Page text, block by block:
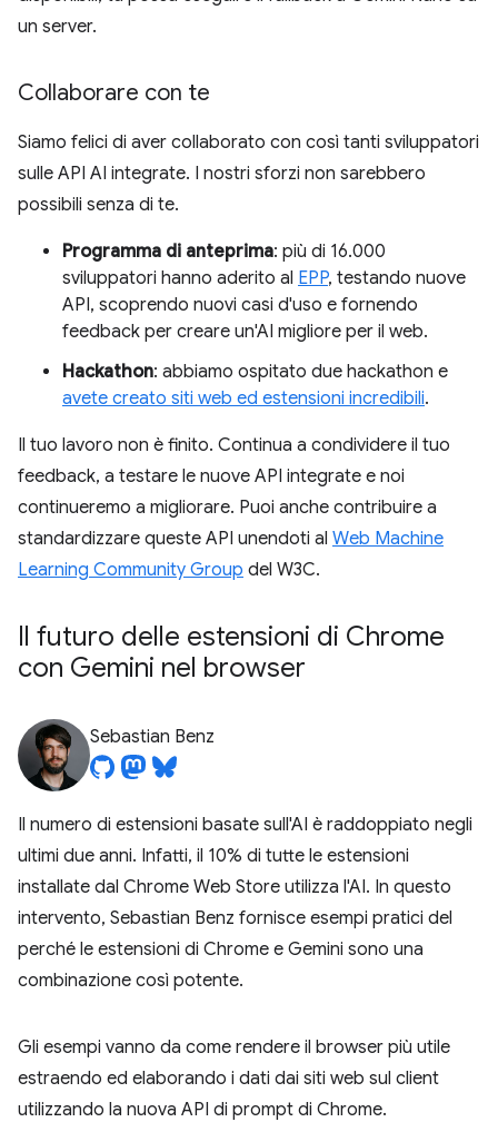
un server.
Collaborare con te
Siamo felici di aver collaborato con così tanti sviluppatori
sulle API AI integrate. I nostri sforzi non sarebbero
possibili senza di te.
Programma di anteprima: più di 16.000
sviluppatori hanno aderito al EPP, testando nuove
API, scoprendo nuovi casi d'uso e fornendo
feedback per creare un'AI migliore per il web.
Hackathon: abbiamo ospitato due hackathon e
avete creato siti web ed estensioni incredibili.
Il tuo lavoro non è finito. Continua a condividere il tuo
feedback, a testare le nuove API integrate e noi
continueremo a migliorare. Puoi anche contribuire a
standardizzare queste API unendoti al Web Machine
Learning Community Group del W3C.
Il futuro delle estensioni di Chrome
con Gemini nel browser
Sebastian Benz
Il numero di estensioni basate sull'AI è raddoppiato negli
ultimi due anni. Infatti, il 10% di tutte le estensioni
installate dal Chrome Web Store utilizza l'AI. In questo
intervento, Sebastian Benz fornisce esempi pratici del
perché le estensioni di Chrome e Gemini sono una
combinazione così potente.
Gli esempi vanno da come rendere il browser più utile
estraendo ed elaborando i dati dai siti web sul client
utilizzando la nuova API di prompt di Chrome.